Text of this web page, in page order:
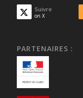
Suivre
on X
PARTENAIRES :